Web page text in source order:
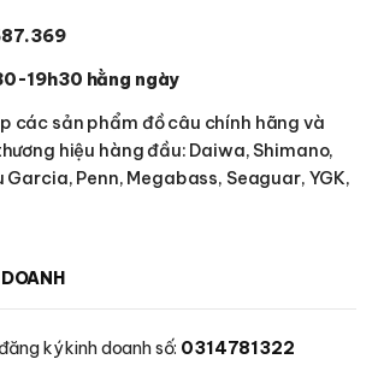
19h30 hằng ngày
các sản phẩm đồ câu chính hãng và
hiệu hàng đầu: Daiwa, Shimano,
Penn, Megabass, Seaguar, YGK,
ký kinh doanh số: 0314781322